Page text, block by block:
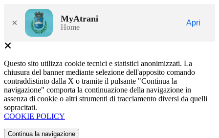
× MyAtrani
Home
Apri
Questo sito utilizza cookie tecnici e statistici anonimizzati. La
chiusura del banner mediante selezione dell'apposito comando
contraddistinto dalla X o tramite il pulsante "Continua la
navigazione" comporta la continuazione della navigazione in
assenza di cookie o altri strumenti di tracciamento diversi da quelli
sopracitati.
COOKIE POLICY
Continua la navigazione